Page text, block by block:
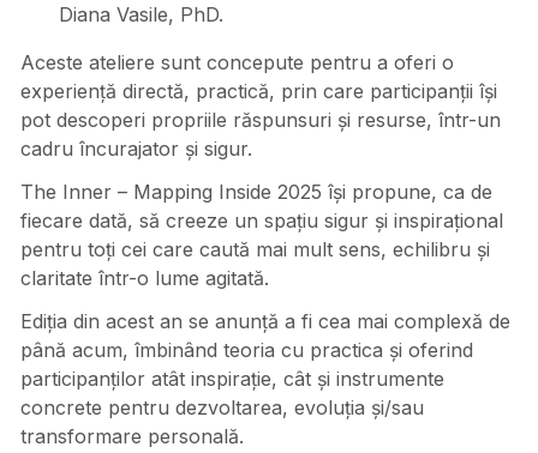
Diana Vasile, PhD.
Aceste ateliere sunt concepute pentru a oferi o
experiență directă, practică, prin care participanții își
pot descoperi propriile răspunsuri și resurse, într-un
cadru încurajator și sigur.
The Inner – Mapping Inside 2025 își propune, ca de
fiecare dată, să creeze un spațiu sigur și inspirațional
pentru toți cei care caută mai mult sens, echilibru și
claritate într-o lume agitată.
Ediția din acest an se anunță a fi cea mai complexă de
până acum, îmbinând teoria cu practica și oferind
participanților atât inspirație, cât și instrumente
concrete pentru dezvoltarea, evoluția și/sau
transformare personală.